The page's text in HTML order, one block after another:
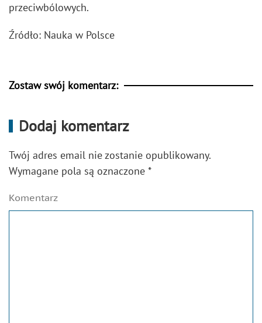
przeciwbólowych.
Źródło: Nauka w Polsce
Zostaw swój komentarz:
Dodaj komentarz
Twój adres email nie zostanie opublikowany.
Wymagane pola są oznaczone *
Komentarz